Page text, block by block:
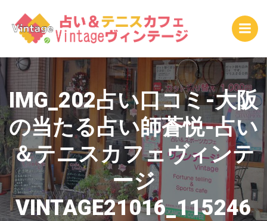
ン
テ
ツ
へ
ス
キ
ッ
プ
IMG_202占い口コミ-大阪
の当たる占い師蒼悦-占い
＆テニスカフェヴィンテ
ージ
VINTAGE21016_115246